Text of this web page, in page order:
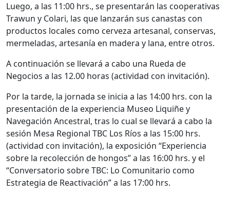
Luego, a las 11:00 hrs., se presentarán las cooperativas
Trawun y Colari, las que lanzarán sus canastas con
productos locales como cerveza artesanal, conservas,
mermeladas, artesanía en madera y lana, entre otros.
A continuación se llevará a cabo una Rueda de
Negocios a las 12.00 horas (actividad con invitación).
Por la tarde, la jornada se inicia a las 14:00 hrs. con la
presentación de la experiencia Museo Liquiñe y
Navegación Ancestral, tras lo cual se llevará a cabo la
sesión Mesa Regional TBC Los Ríos a las 15:00 hrs.
(actividad con invitación), la exposición “Experiencia
sobre la recolección de hongos” a las 16:00 hrs. y el
“Conversatorio sobre TBC: Lo Comunitario como
Estrategia de Reactivación” a las 17:00 hrs.